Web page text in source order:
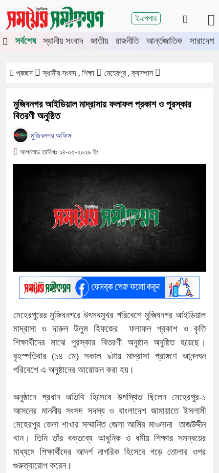
ই-পেপার
শিরোনাম
মেহেরপুরে জামায়াতের গণমিছিল
চুয়াডাঙ্গায় সওজের
সর্বশেষ
স্থানীয় সংবাদ জাতীয় রাজনীতি আর্ন্তজাতিক সারাদেশ
প্রচ্ছদ স্থানীয় সংবাদ , শিক্ষা মেহেরপুর , ক্যাম্পাস
মুজিবনগর আইডিয়াল মাদ্রাসায় ফলাফল প্রকাশ ও পুরস্কার
বিতরণী অনুষ্ঠিত
মুজিবনগর অফিস
আপলোড তারিখঃ ১৪-০৫-২০২৬ ইং
মেহেরপুরের মুজিবনগরে উৎসবমুখর পরিবেশে মুজিবনগর আইডিয়াল
মাদ্রাসা ও দারুল উলুম হিফজের ফলাফল প্রকাশ ও কৃতি
শিক্ষার্থীদের মাঝে পুরস্কার বিতরণী অনুষ্ঠান অনুষ্ঠিত হয়েছে।
বৃহস্পতিবার (১৪ মে) সকাল ৯টায় মাদ্রাসা প্রাঙ্গণে আনন্দঘন
পরিবেশে এ অনুষ্ঠানের আয়োজন করা হয়।
অনুষ্ঠানে প্রধান অতিথি হিসেবে উপস্থিত ছিলেন মেহেরপুর-১
আসনের মাননীয় সংসদ সদস্য ও বাংলাদেশ জামায়াতে ইসলামী
মেহেরপুর জেলা শাখার সম্মানিত জেলা আমির মাওলানা তাজউদ্দীন
খান। তিনি তাঁর বক্তব্যে আধুনিক ও ধর্মীয় শিক্ষার সমন্বয়ের
মাধ্যমে শিক্ষার্থীদের আদর্শ নাগরিক হিসেবে গড়ে তোলার ওপর
গুরুত্বারোপ করেন।